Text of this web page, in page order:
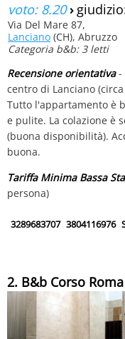
voto: 8.20›
Via Del Mare 87,
Lanciano (CH), Abruzzo
Categoria b&b: 3 letti
Recensione orientativa-
centro di Lanciano
Tutto l'appartamento è
e pulite. La colazione è
(buona disponibilità).
buona.
Tariffa Minima Bassa
persona)
3289683707 3804116976
2. B&b Corso Roma